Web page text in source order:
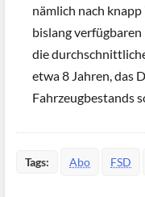
nämlich nach
bislang verfügbaren
die
etwa 8 Jahren, das
Fahrzeugbestands
Tags: Abo FSD